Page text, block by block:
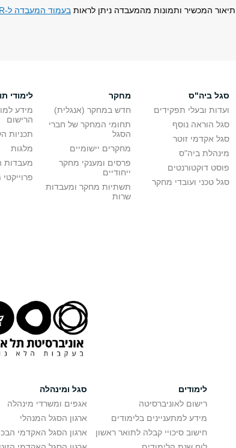
תיאור המכשיר ותמונות מהמעבדה ניתן לראות בעמוד המעבדה ל-NMR
סגל ביה"ס
ועדות ובעלי תפקידים
סגל הוראה נוסף
סגל אקדמי זוטר
מינהלת ביה"ס
פוסט דוקטורנטים
סגל טכני ועובדי מחקר
מחקר
חדש במחקר (אנגלית)
תחומי המחקר של חברי
הסגל
מחקרים יישומיים
פרסים ומענקי מחקר
ייחודיים
תשתיות מחקר ומעבדות
שרות
לימודי
מידע
הרישום
תכניות
מלגות
מעבדות
לימודים
רישום לאוניברסיטה
מידע למתעניינים בלימודים
חישוב סיכויי קבלה לתואר ראשון
סגל ומינהלה
אגפים ומשרדי מינהלה
ארגון הסגל המנהלי
ארגון הסגל האקדמי